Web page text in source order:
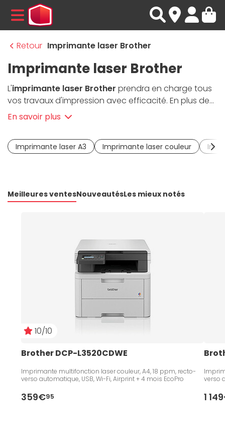
MENU
Retour Imprimante laser Brother
Imprimante laser Brother
L'imprimante laser Brother prendra en charge tous
vos travaux d'impression avec efficacité. En plus de
présenter une bonne vitesse d'impression, ces
imprimantes Brother
exceptionnelle avec une résolution allant jusqu'à
2400 dpi. De par leur connectivité complète (USB,
Facile à prendre en main, l'imprimante laserBrother
AirPrint et Google Cloud Print. Cetteimprimante laser
concentre les fonctionnalités essentielles
pour répondre à vos besoins d'impression
bureautique au quotidien.
En savoir plus
Imprimante laser A3 Imprimante laser couleur
Meilleures ventesNouveautésLes mieux notés
10/10
Brother DCP-L3520CDWE
Imprimante multifonction laser couleur, A4, 18 ppm, recto-
verso automatique, USB, Wi-Fi, Airprint + 4 mois EcoPro
359€95
verso
1